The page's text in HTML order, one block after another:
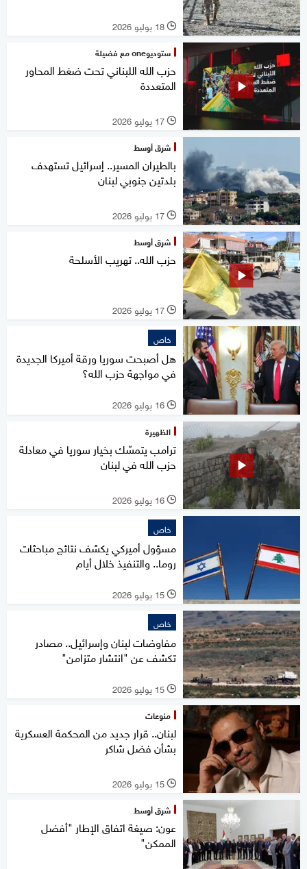
l 18 يوليو 2026
ستوديوone مع فضيلة
حزب الله اللبناني تحت ضغط المحاور
المتعددة
l 17 يوليو 2026
شرق أوسط
بالطيران المسير.. إسرائيل تستهدف
بلدتين جنوبي لبنان
l 17 يوليو 2026
شرق أوسط
حزب الله.. تهريب الأسلحة
l 17 يوليو 2026
خاص
هل أصبحت سوريا ورقة أميركا الجديدة
في مواجهة حزب الله؟
l 16 يوليو 2026
الظهيرة
ترامب يتمسّك بخيار سوريا في معادلة
حزب الله في لبنان
l 16 يوليو 2026
خاص
مسؤول أميركي يكشف نتائج مباحثات
روما.. والتنفيذ خلال أيام
l 15 يوليو 2026
خاص
مفاوضات لبنان وإسرائيل.. مصادر
تكشف عن "انتشار متزامن"
l 15 يوليو 2026
منوعات
لبنان.. قرار جديد من المحكمة العسكرية
بشأن فضل شاكر
l 15 يوليو 2026
شرق أوسط
عون: صيغة اتفاق الإطار "أفضل
الممكن"